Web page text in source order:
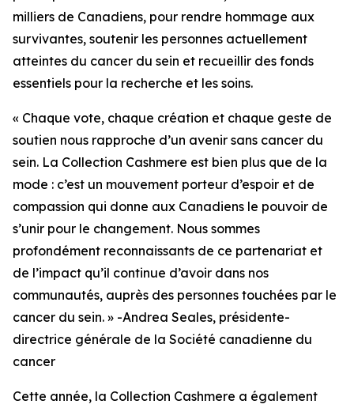
milliers de Canadiens, pour rendre hommage aux
survivantes, soutenir les personnes actuellement
atteintes du cancer du sein et recueillir des fonds
essentiels pour la recherche et les soins.
« Chaque vote, chaque création et chaque geste de
soutien nous rapproche d’un avenir sans cancer du
sein. La Collection Cashmere est bien plus que de la
mode : c’est un mouvement porteur d’espoir et de
compassion qui donne aux Canadiens le pouvoir de
s’unir pour le changement. Nous sommes
profondément reconnaissants de ce partenariat et
de l’impact qu’il continue d’avoir dans nos
communautés, auprès des personnes touchées par le
cancer du sein. » -Andrea Seales, présidente-
directrice générale de la Société canadienne du
cancer
Cette année, la Collection Cashmere a également